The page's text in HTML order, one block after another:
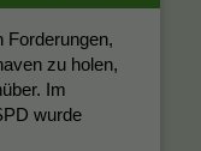
Forderungen,
zu holen,
Im
wurde